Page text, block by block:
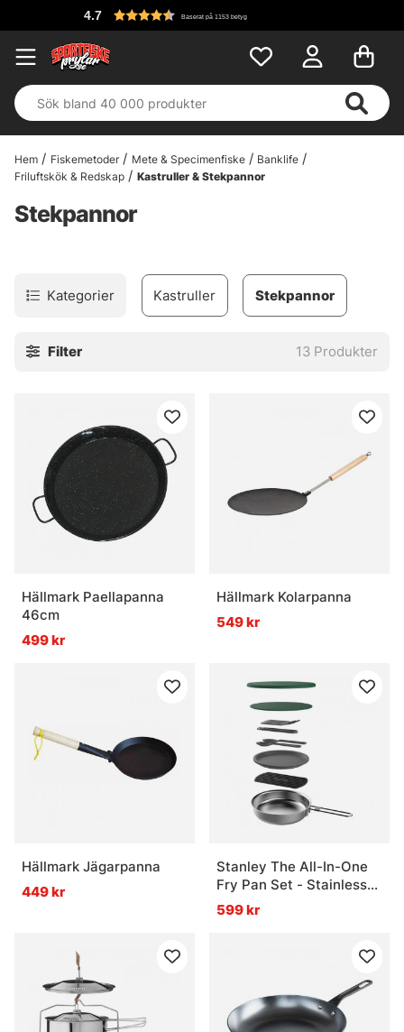
Baserat på 1153 betyg
Hem Fiskemetoder Mete & Specimenfiske
Banklife
Friluftskök & Redskap
Kastruller & Stekpannor
Stekpannor
Kategorier Kastruller Stekpannor
Filter 13 Produkter
Hällmark Paellapanna
46cm
499 kr
Hällmark Kolarpanna
549 kr
Hällmark Jägarpanna
449 kr
Stanley The All-In-One
Fry Pan Set - Stainless
Steel
599 kr